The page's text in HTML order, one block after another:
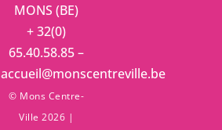
MONS (BE)
+ 32(0)
65.40.58.85 –
accueil@monscentreville.be
© Mons Centre-
Ville 2026 |